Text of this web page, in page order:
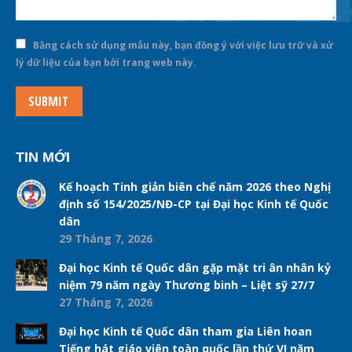
Bằng cách sử dụng mẫu này, bạn đồng ý với việc lưu trữ và xử
lý dữ liệu của bạn bởi trang web này.
SUBMIT
TIN MỚI
Kế hoạch Tinh giản biên chế năm 2026 theo Nghị
định số 154/2025/NĐ-CP tại Đại học Kinh tế Quốc
dân
29 Tháng 7, 2026
Đại học Kinh tế Quốc dân gặp mặt tri ân nhân kỷ
niệm 79 năm ngày Thương binh – Liệt sỹ 27/7
27 Tháng 7, 2026
Đại học Kinh tế Quốc dân tham gia Liên hoan
Tiếng hát giáo viên toàn quốc lần thứ VI năm